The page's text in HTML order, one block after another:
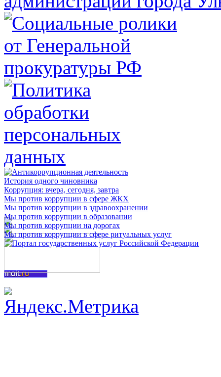
История одного чиновника
Коррупция: вчера, сегодня, завтра
Мы против коррупции в сфере ЖКХ
Мы против коррупции в здравоохранении
Мы против коррупции в образовании
Мы против коррупции на дорогах
Мы против коррупции в сфере ритуальных услуг